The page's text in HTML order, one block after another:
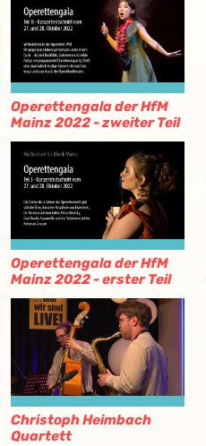
Operettengala der HfM
Mainz 2022 - zweiter Teil
Operettengala der HfM
Mainz 2022 - erster Teil
Christoph Heimbach
Quartett